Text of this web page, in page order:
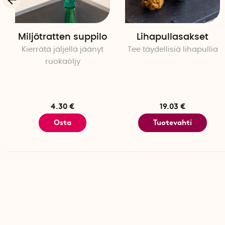
Miljötratten suppilo
Kierrätä jäljellä jäänyt
ruokaöljy
4.30 €
Osta
Lihapullasakset
Tee täydellisiä lihapullia
19.03 €
Tuotevahti